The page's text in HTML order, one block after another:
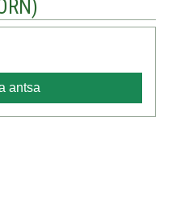
)
antsa